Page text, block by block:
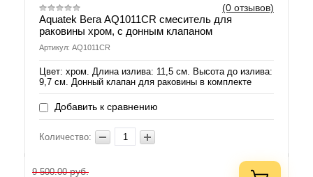
(0 отзывов)
Aquatek Вега AQ1011CR смеситель для
раковины хром, с донным клапаном
Артикул: AQ1011CR
Цвет: хром. Длина излива: 11,5 см. Высота до излива:
9,7 см. Донный клапан для раковины в комплекте
Добавить к сравнению
Количество:
9 500.00руб.